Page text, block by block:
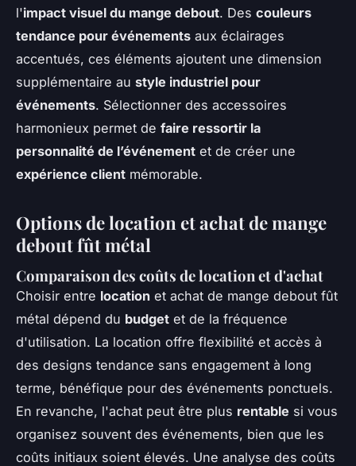
l'impact visuel du mange debout. Des couleurs
tendance pour événements aux éclairages
accentués, ces éléments ajoutent une dimension
supplémentaire au style industriel pour
événements. Sélectionner des accessoires
harmonieux permet de faire ressortir la
personnalité de l’événement et de créer une
expérience client mémorable.
Options de location et achat de mange
debout fût métal
Comparaison des coûts de location et d'achat
Choisir entre location et achat de mange debout fût
métal dépend du budget et de la fréquence
d'utilisation. La location offre flexibilité et accès à
des designs tendance sans engagement à long
terme, bénéfique pour des événements ponctuels.
En revanche, l'achat peut être plus rentable si vous
organisez souvent des événements, bien que les
coûts initiaux soient élevés. Une analyse des coûts